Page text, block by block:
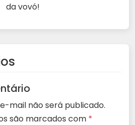
da vovó!
mail não será publicado.
são marcados com *